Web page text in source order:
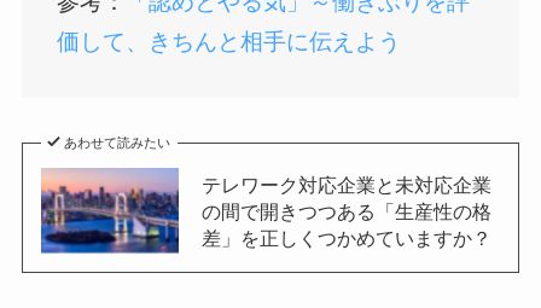
価して、きちんと相手に伝えよう
あわせて読みたい
テレワーク対応企業と未対応企業
の間で開きつつある「生産性の格
差」を正しくつかめていますか？